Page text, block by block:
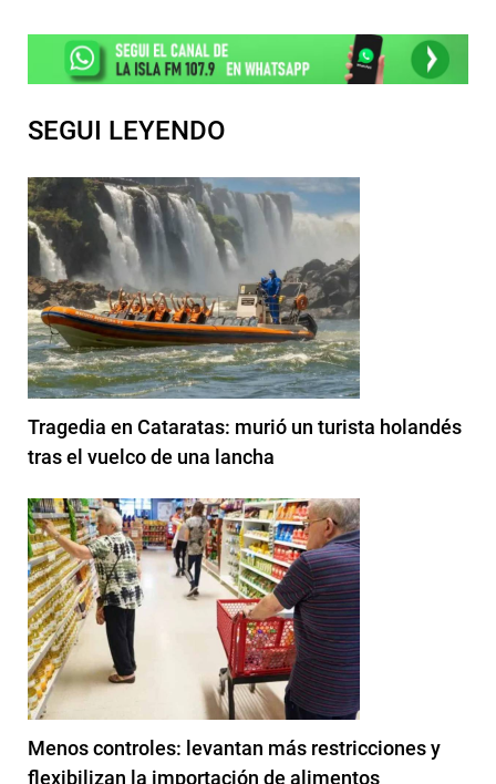
SEGUI LEYENDO
Tragedia en Cataratas: murió un turista holandés
tras el vuelco de una lancha
Menos controles: levantan más restricciones y
flexibilizan la importación de alimentos